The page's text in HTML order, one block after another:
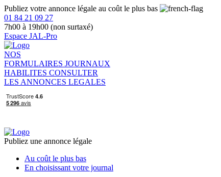
Publiez votre annonce légale au coût le plus bas
01 84 21 09 27
7h00 à 19h00 (non surtaxé)
Espace JAL-Pro
NOS
FORMULAIRES JOURNAUX
HABILITES CONSULTER
LES ANNONCES LEGALES
Publiez une annonce légale
Au coût le plus bas
En choisissant votre journal